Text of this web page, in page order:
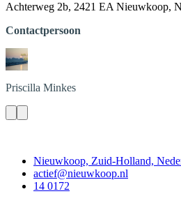
Achterweg 2b, 2421 EA Nieuwkoop,
Contactpersoon
Priscilla Minkes
Nieuwkoop, Zuid-Holland,
actief@nieuwkoop.nl
14 0172